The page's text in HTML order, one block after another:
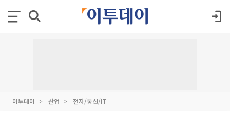
이투데이 산업 전자/통신/IT